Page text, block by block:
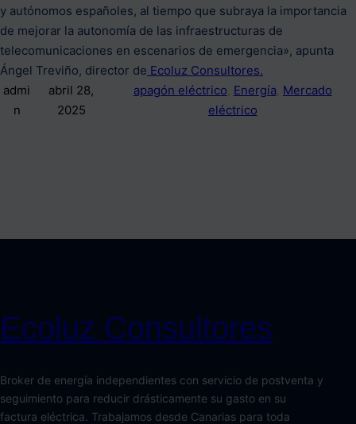
y autónomos españoles, al tiempo que subraya la importancia
de mejorar la autonomía de las infraestructuras de
telecomunicaciones en escenarios de emergencia», apunta
Ángel Treviño, director de Ecoluz Consultores.
admi
n
abril 28,
2025
apagón eléctrico, Energía, Mercado
eléctrico
Ecoluz Consultores
Broker de energía independientes con servicio de postventa y
seguimiento para reducir drásticamente su gasto en su
factura eléctrica. Trabajamos desde Canarias para toda